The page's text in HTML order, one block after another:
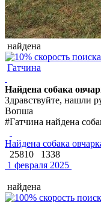
найдена
Гатчина
Найдена собака
Здравствуйте, нашли
Вопша
#Гатчина найдена
Найдена собака
25810
1338
1 февраля 2025
найдена